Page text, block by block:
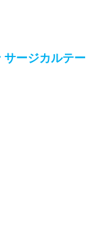
ージカルテー